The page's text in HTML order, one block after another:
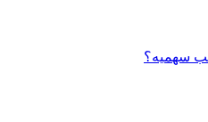
سهمیه؟